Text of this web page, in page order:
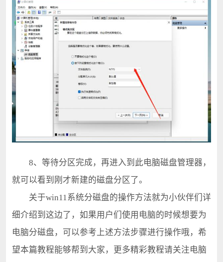
8、等待分区完成，再进入到此电脑磁盘管理器，
就可以看到刚才新建的磁盘分区了。
关于win11系统分磁盘的操作方法就为小伙伴们详
细介绍到这边了，如果用户们使用电脑的时候想要为
电脑分磁盘，可以参考上述方法步骤进行操作哦，希
望本篇教程能够帮到大家，更多精彩教程请关注电脑